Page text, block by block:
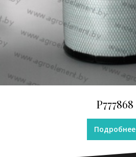
Р777868
Подробнее